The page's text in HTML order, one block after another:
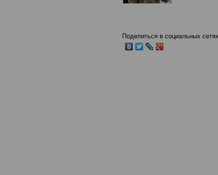
Поделиться в социальных